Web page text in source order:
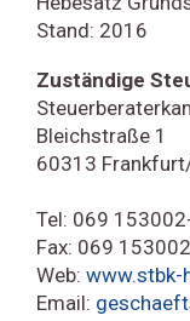
Stand: 2016
Zuständige
Bleichstraße 1
60313
Tel: 069
Fax: 069
Web: www.stbk-
Email: